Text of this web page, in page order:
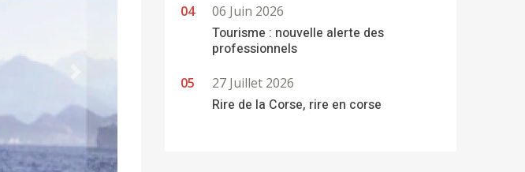
06 Juin 2026
Tourisme : nouvelle alerte des
professionnels
27 Juillet 2026
Rire de la Corse, rire en corse